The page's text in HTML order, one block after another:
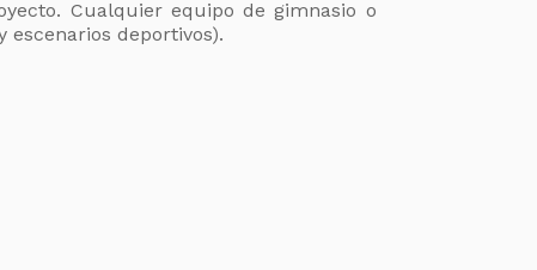
Cualquier equipo de gimnasio o
escenarios deportivos).